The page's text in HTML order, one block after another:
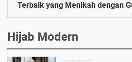
Terbaik yang Menikah dengan
Hijab Modern